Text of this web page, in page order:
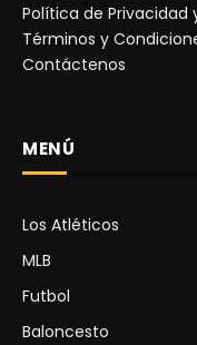
Política de Privacidad
Términos y
Contáctenos
MENÚ
Los Atléticos
MLB
Futbol
Baloncesto